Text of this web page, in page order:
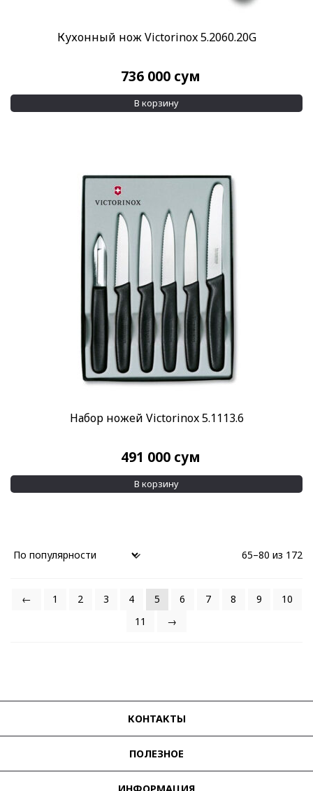
Кухонный нож Victorinox 5.2060.20G
736 000 сум
В корзину
Набор ножей Victorinox 5.1113.6
491 000 сум
В корзину
65–80 из 172
← 1 2 3 4 5 6 7 8 9
10
11
→
КОНТАКТЫ
ПОЛЕЗНОЕ